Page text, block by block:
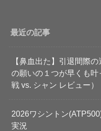
最近の記事
【鼻血出た】引退間際
の願いの１つが早くも
戦 vs. シャン レビュー）
2026ワシントン
実況